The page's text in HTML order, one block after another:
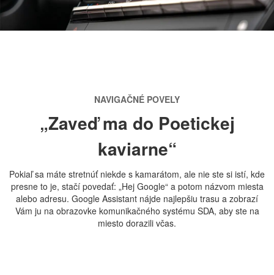
NAVIGAČNÉ POVELY
„Zaveď ma do Poetickej
kaviarne“
Pokiaľ sa máte stretnúť niekde s kamarátom, ale nie ste si istí, kde
presne to je, stačí povedať: „Hej Google“ a potom názvom miesta
alebo adresu. Google Assistant nájde najlepšiu trasu a zobrazí
Vám ju na obrazovke komunikačného systému SDA, aby ste na
miesto dorazili včas.